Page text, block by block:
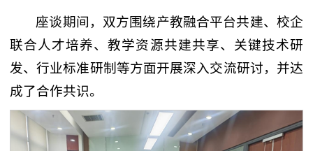
座谈期间，双方围绕产教融合平台共建、校企
联合人才培养、教学资源共建共享、关键技术研
发、行业标准研制等方面开展深入交流研讨，并达
成了合作共识。